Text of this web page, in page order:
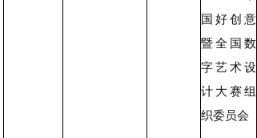
国好创意
暨全国数
字艺术设
计大赛组
织委员会